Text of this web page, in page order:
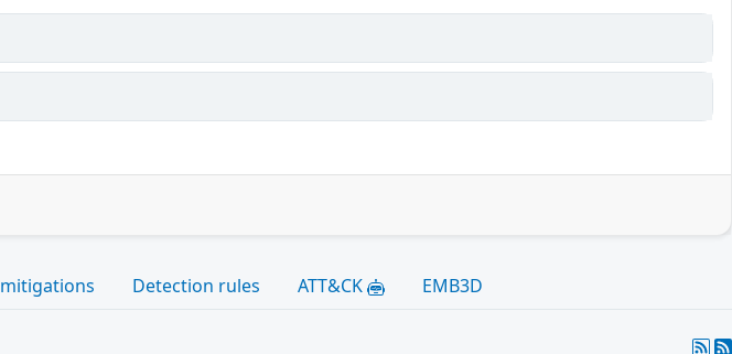
mitigations Detection rules ATT&CK EMB3D